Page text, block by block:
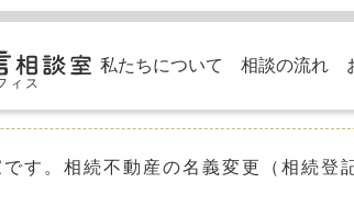
ィス
私たちについて 相談の流れ
税理士の違い
す。相続不動産の名義変更（相続